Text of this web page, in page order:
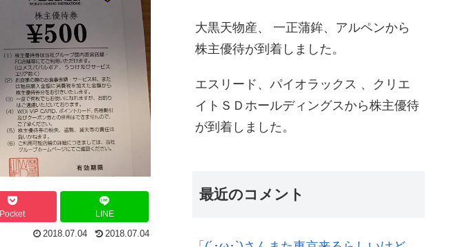
Pocket LINE
2018.07.04 2018.07.04
大黒天物産、 一正蒲鉾、アルペンから
株主優待が到着しました。
エスリード、パイオラックス 、クリエ
イトＳＤホールディングスから株主優待
が到着しました。
最近のコメント